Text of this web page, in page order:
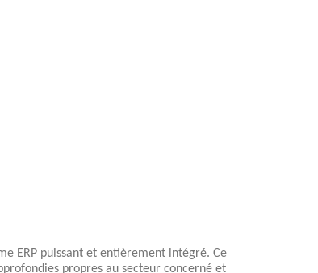
ERP puissant et entièrement intégré. Ce
propres au secteur concerné et